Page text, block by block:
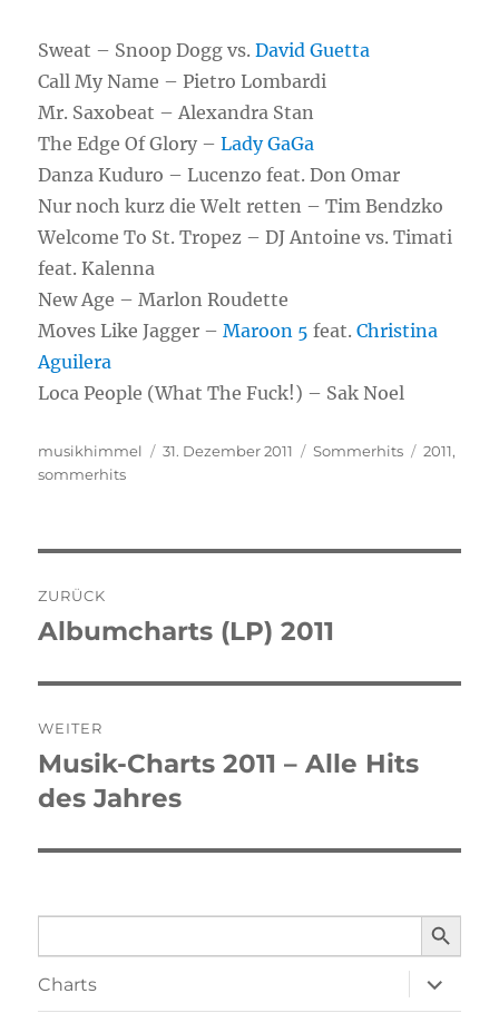
Sweat – Snoop Dogg vs.David Guetta
Call My Name – Pietro Lombardi
Mr. Saxobeat – Alexandra Stan
The Edge Of Glory –Lady GaGa
Danza Kuduro – Lucenzo feat. Don Omar
Nur noch kurz die Welt retten – Tim Bendzko
Welcome To St. Tropez – DJ Antoine vs. Timati
feat. Kalenna
New Age – Marlon Roudette
Moves Like Jagger –Maroon 5 feat.Christina
Aguilera
Loca People (What The Fuck!) – Sak Noel
Autor
musikhimmel
Veröffentlicht
31. Dezember 2011 Kategorien
Sommerhits 2011,
sommerhits
ZURÜCK
Vorheriger
Albumcharts (LP) 2011
WEITER
Nächster
Beitrag:
Musik-Charts 2011 – Alle Hits
des Jahres
Search
SEARCH
Charts
öffnen